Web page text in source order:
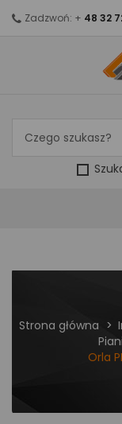
Zadzwoń: + 48 32
Strona główna
Orla